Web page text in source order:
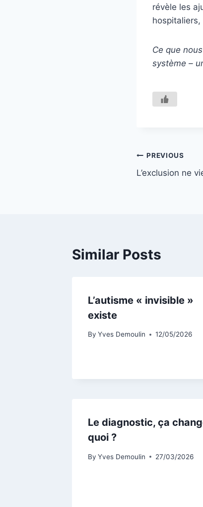
révèle les
Ce que
système –
Navigation
de
PREVIOUS
L’exclusion ne
Similar Posts
L’autisme « invisible »
existe
By Yves Demoulin 12/05/2026
Le diagnostic, ça
quoi ?
By Yves Demoulin 27/03/2026